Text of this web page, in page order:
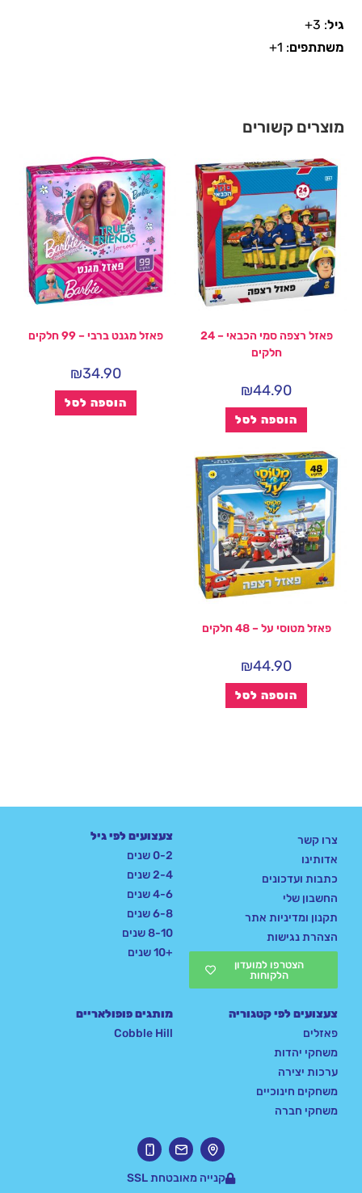
גיל: 3+
משתתפים: 1+
מוצרים קשורים
פאזל רצפה סמי הכבאי – 24
חלקים
₪44.90
הוספה לסל
פאזל מגנט ברבי – 99 חלקים
₪34.90
הוספה לסל
פאזל מטוסי על – 48 חלקים
₪44.90
הוספה לסל
צרו קשר
אדותינו
כתבות ועדכונים
החשבון שלי
תקנון ומדיניות אתר
הצהרת נגישות
הצטרפו למועדון
הלקוחות
צעצועים לפי גיל
0-2 שנים
2-4 שנים
4-6 שנים
6-8 שנים
8-10 שנים
+10 שנים
צעצועים לפי קטגוריה
פאזלים
משחקי יהדות
ערכות יצירה
משחקים חינוכיים
משחקי חברה
מותגים פופולאריים
Cobble Hill
קנייה מאובטחת SSL